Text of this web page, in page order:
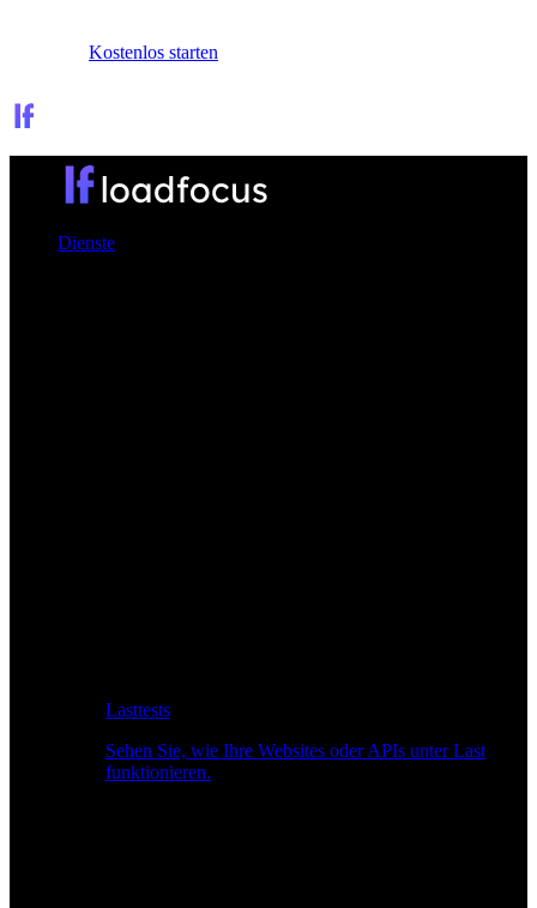
Kostenlos starten
Dienste
Lasttests
Sehen Sie, wie Ihre Websites oder APIs unter Last
funktionieren.